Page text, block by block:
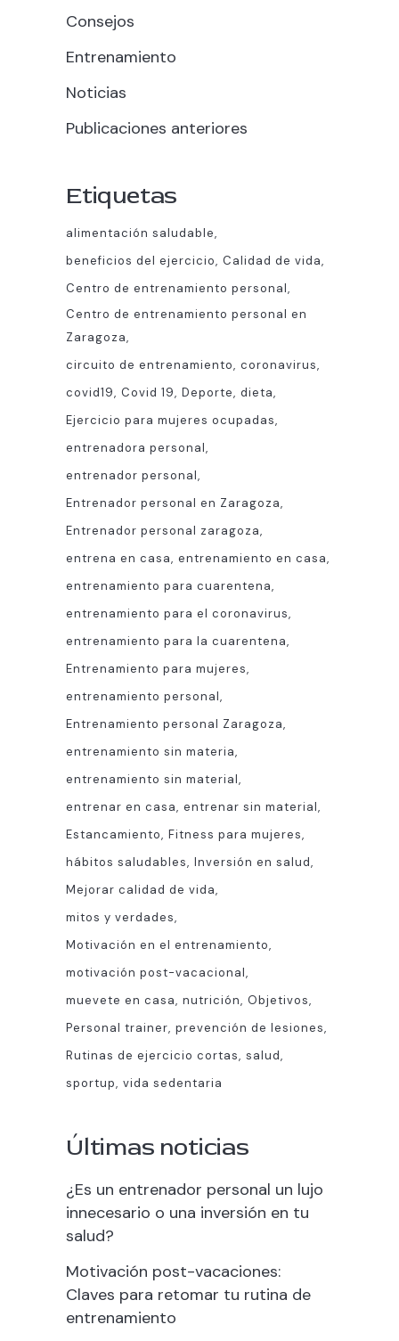
Consejos
Entrenamiento
Noticias
Publicaciones anteriores
Etiquetas
alimentación saludable
beneficios del ejercicio
Calidad de vida
Centro de entrenamiento personal
Centro de entrenamiento personal en
Zaragoza
circuito de entrenamiento coronavirus
covid19
Covid 19 Deporte dieta
Ejercicio para mujeres ocupadas
entrenadora personal
entrenador personal
Entrenador personal en Zaragoza
Entrenador personal zaragoza
entrena en casa entrenamiento en casa
entrenamiento para cuarentena
entrenamiento para el coronavirus
entrenamiento para la cuarentena
Entrenamiento para mujeres
entrenamiento personal
Entrenamiento personal Zaragoza
entrenamiento sin materia
entrenamiento sin material
entrenar en casa entrenar sin material
Estancamiento Fitness para mujeres
hábitos saludables Inversión en salud
Mejorar calidad de vida
mitos y verdades
Motivación en el entrenamiento
motivación post-vacacional
muevete en casa nutrición
Objetivos
Personal trainer prevención de lesiones
Rutinas de ejercicio cortas salud
sportup vida sedentaria
Últimas noticias
¿Es un entrenador personal un lujo
innecesario o una inversión en tu
salud?
Motivación post-vacaciones:
Claves para retomar tu rutina de
entrenamiento